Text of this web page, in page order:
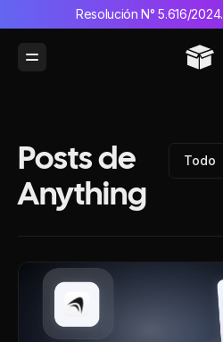
Resolución N° 5.616/2024.
Toggle Menu
Posts de
Anything
Todo